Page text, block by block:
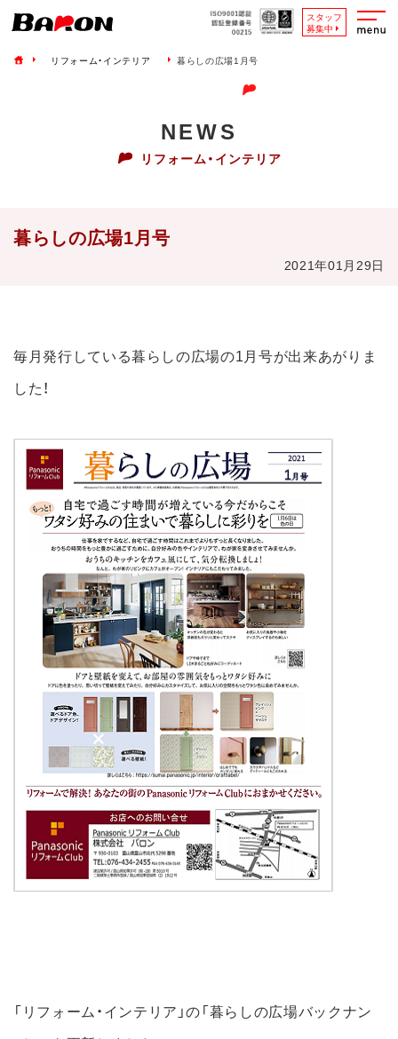
スタッフ
募集中
リフォーム・インテリア 暮らしの広場1月号
NEWS
リフォーム・インテリア
暮らしの広場1月号
2021年01月29日
毎月発行している暮らしの広場の1月号が出来あがりま
した！
「リフォーム・インテリア」の「暮らしの広場バックナン